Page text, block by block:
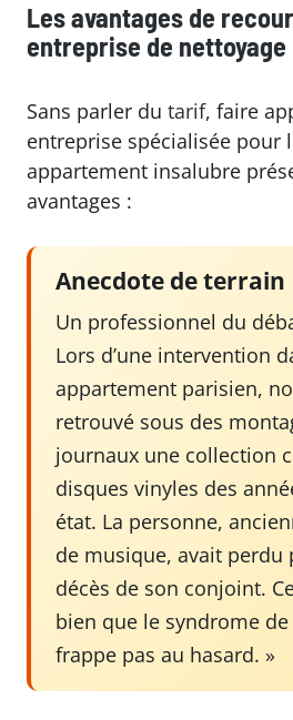
Les avantages de
entreprise de nettoyage
Sans parler du tarif, faire
entreprise spécialisée pour
appartement insalubre
avantages :
Anecdote de terrain
Un professionnel du
Lors d’une intervention
appartement parisien,
retrouvé sous des
journaux une collection
disques vinyles des
état. La personne,
de musique, avait perdu
décès de son conjoint.
bien que le syndrome
frappe pas au hasard. »